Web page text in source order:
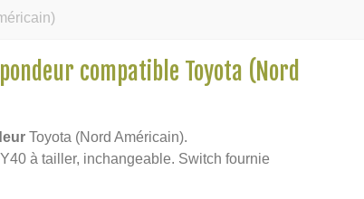
compatible Toyota (Nord
Toyota (Nord Américain).
à tailler, inchangeable. Switch fournie